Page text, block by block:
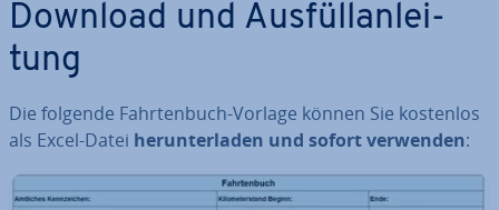
Download und Aus­füll­an­lei­
tung
Die folgende Fahr­ten­buch-Vorlage können Sie kostenlos
als Excel-Datei her­un­ter­la­den und sofort verwenden: